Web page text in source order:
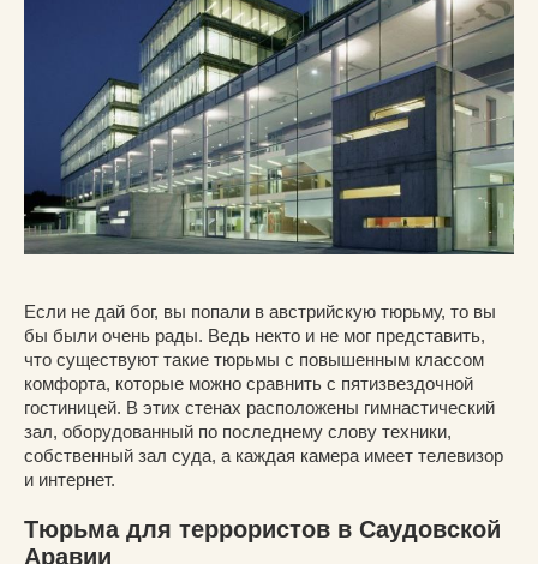
Если не дай бог, вы попали в австрийскую тюрьму, то вы
бы были очень рады. Ведь некто и не мог представить,
что существуют такие тюрьмы с повышенным классом
комфорта, которые можно сравнить с пятизвездочной
гостиницей. В этих стенах расположены гимнастический
зал, оборудованный по последнему слову техники,
собственный зал суда, а каждая камера имеет телевизор
и интернет.
Тюрьма для террористов в Саудовской
Аравии